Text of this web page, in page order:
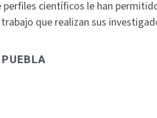
científicos le han
que realizan sus
PUEBLA